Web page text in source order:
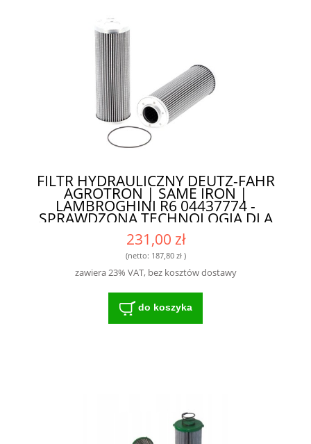
FILTR HYDRAULICZNY DEUTZ-FAHR
AGROTRON | SAME IRON |
LAMBROGHINI R6 04437774 -
SPRAWDZONA TECHNOLOGIA DLA
ROLNIKÓW
231,00 zł
(netto: 187,80 zł)
zawiera 23% VAT, bez kosztów dostawy
do koszyka